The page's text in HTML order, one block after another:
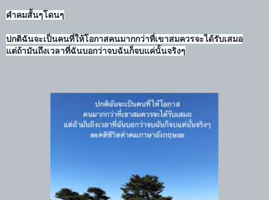
คำคมสั้นๆโดนๆ
ปกติฉันจะเป็นคนที่ให้โอกาสคนมากกว่าที่เขาสมควรจะได้รับเสมอ
แต่ถ้ามันถึงเวลาที่ฉันบอกว่าจบฉันก็จบแค่นั้นจริงๆ